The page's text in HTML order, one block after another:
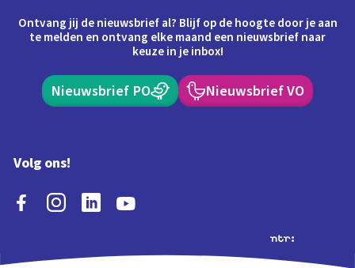
Ontvang jij de nieuwsbrief al? Blijf op de hoogte door je aan
te melden en ontvang elke maand een nieuwsbrief naar
keuze in je inbox!
Nieuwsbrief PO Nieuwsbrief VO
Volg ons!